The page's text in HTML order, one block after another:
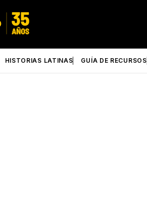
HISTORIAS LATINAS GUÍA DE RECURSOS